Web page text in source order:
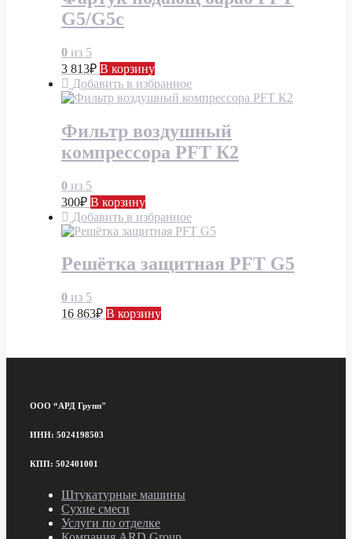
G5/G5c
0 из 5
3 813₽ В корзину
Добавить в избранное
Фильтр воздушный
компрессора PFT К2
0 из 5
300₽ В корзину
Добавить в избранное
Решётка защитная PFT G5
0 из 5
16 863₽ В корзину
ООО “АРД Групп"
ИНН: 5024198503
КПП: 502401001
Штукатурные машины
Сухие смеси
Услуги по отделке